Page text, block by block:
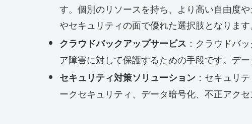
す。個別のリソースを持ち、より高い自由度
やセキュリティの面で優れた選択肢となります
クラウドバックアップサービス ：クラウドバ
ア障害に対して保護するための手段です。デ
セキュリティ対策ソリューション：セキュリ
ークセキュリティ、データ暗号化、不正アク